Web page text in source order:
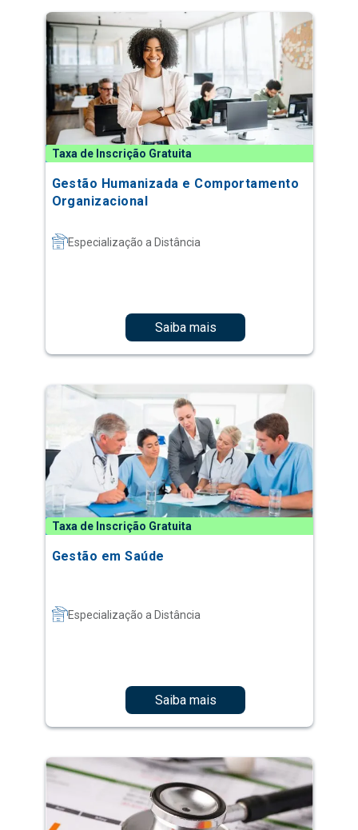
Taxa de Inscrição Gratuita
Gestão Humanizada e Comportamento
Organizacional
Especialização a Distância
Saiba mais
Taxa de Inscrição Gratuita
Gestão em Saúde
Especialização a Distância
Saiba mais